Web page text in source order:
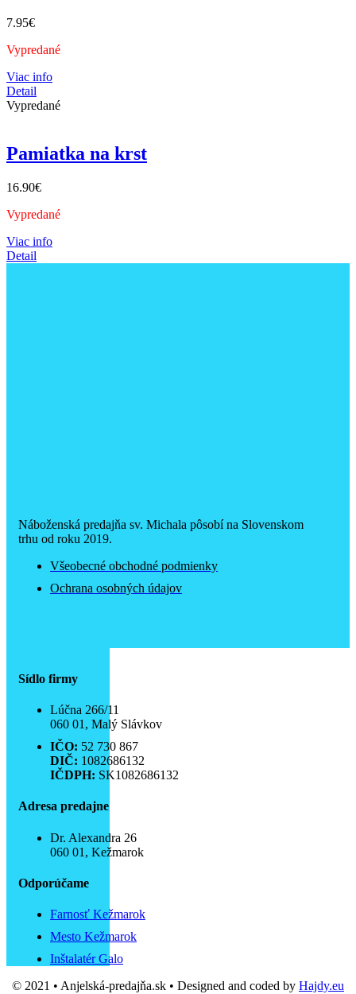
7.95€
Vypredané
Viac info
Detail
Vypredané
Pamiatka na krst
16.90€
Vypredané
Viac info
Detail
Náboženská predajňa sv. Michala pôsobí na Slovenskom
trhu od roku 2019.
Všeobecné obchodné podmienky
Ochrana osobných údajov
Sídlo firmy
Lúčna 266/11
060 01, Malý Slávkov
IČO: 52 730 867
DIČ: 1082686132
IČDPH: SK1082686132
Adresa predajne
Dr. Alexandra 26
060 01, Kežmarok
Odporúčame
Farnosť Kežmarok
Mesto Kežmarok
Inštalatér Galo
© 2021 • Anjelská-predajňa.sk • Designed and coded by Hajdy.eu